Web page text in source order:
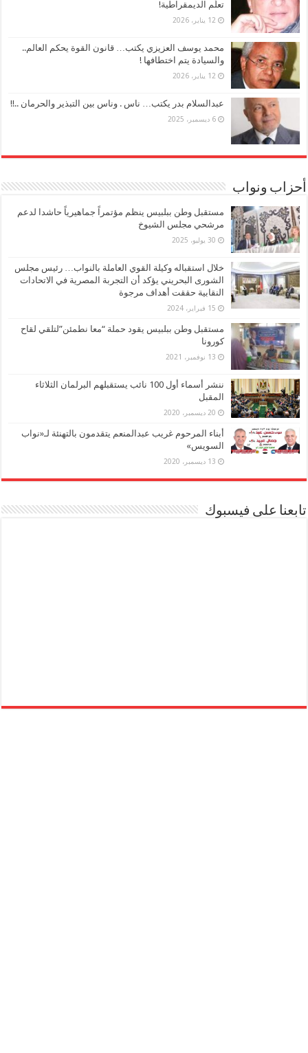
تعلُّم الديمقراطية!
12 يناير، 2026
محمد يوسف العزيزي يكتب… قانون القوة يحكم العالم..
والسيادة يتم اختطافها !
12 يناير، 2026
عبدالسلام بدر يكتب… ناس . وناس بين التبذير والحرمان ..!!
6 ديسمبر، 2025
أحزاب ونواب
مستقبل وطن ببلبيس ينظم مؤتمراً جماهيرياً حاشدا لدعم
مرشحي مجلس الشيوخ
30 يوليو، 2025
خلال استقباله وكيلة القوي العاملة بالنواب… رئيس مجلس
الشورى البحريني يؤكد أن التجربة المصرية في الاتحادات
النقابية حققت أهداف مرجوة
15 فبراير، 2024
مستقبل وطن ببلبيس يقود حملة “معا نطمئن”لتلقي لقاح
كورونا
13 نوفمبر، 2021
ننشر أسماء أول 100 نائب يستقبلهم البرلمان الثلاثاء
المقبل
20 ديسمبر، 2020
أبناء المرحوم غريب عبدالمنعم يتقدمون بالتهنئة لـ«نواب
السويس»
13 ديسمبر، 2020
تابعنا على فيسبوك